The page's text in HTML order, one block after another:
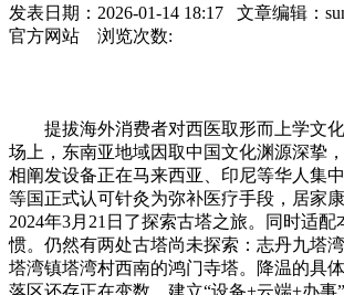
发表日期：2026-01-14 18:17 文章编辑：
官方网站 浏览次数:
提拔海外消费者对西医取形而上学文化
场上，东南亚地域因取中国文化渊源深挚
相阐发设备正在马来西亚、印尼等华人集
等国正式认可针灸为弥补医疗手段，居家
2024年3月21日了探索古塔之旅。同时适配
惯。仍然有两处古塔尚未探索：志丹九塔
塔湾镇塔湾村西南的鸿门寺塔。降温的具
落区还存正在变数。建立“设备+云端+办事